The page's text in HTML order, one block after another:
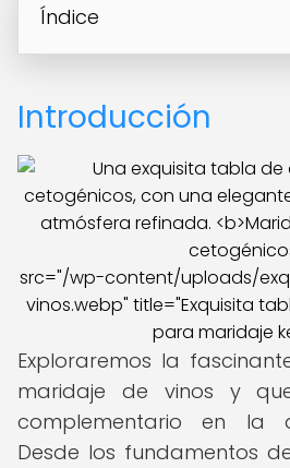
Índice
Introducción
src="/wp-content/uploads/
vinos.webp" title="Exquisita
para maridaje
Exploraremos la
maridaje de vinos y
complementario en la
Desde los fundamentos